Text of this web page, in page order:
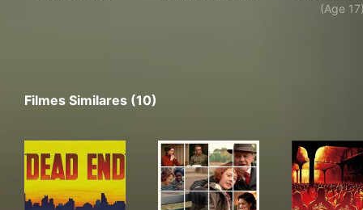
(Age
Filmes Similares (10)